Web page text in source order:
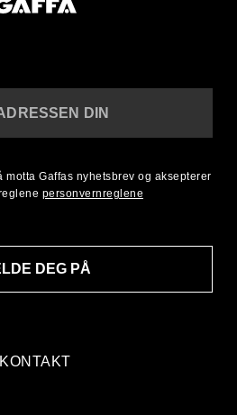
KONTAKT
DIN
DEG PÅ
motta Gaffas nyhetsbrev og aksepterer
personvernreglene